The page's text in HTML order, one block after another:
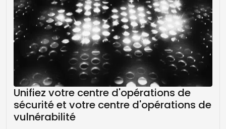
Unifiez votre centre d'opérations de
sécurité et votre centre d'opérations de
vulnérabilité